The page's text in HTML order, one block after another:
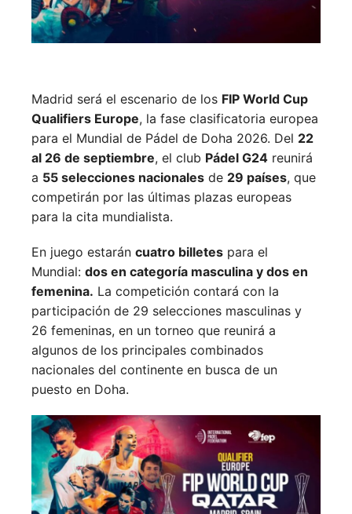
Madrid será el escenario de los FIP World Cup
Qualifiers Europe, la fase clasificatoria europea
para el Mundial de Pádel de Doha 2026. Del 22
al 26 de septiembre, el club Pádel G24 reunirá
a 55 selecciones nacionales de 29 países, que
competirán por las últimas plazas europeas
para la cita mundialista.
En juego estarán cuatro billetes para el
Mundial: dos en categoría masculina y dos en
femenina. La competición contará con la
participación de 29 selecciones masculinas y
26 femeninas, en un torneo que reunirá a
algunos de los principales combinados
nacionales del continente en busca de un
puesto en Doha.